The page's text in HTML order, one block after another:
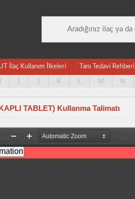
İlaç Kullanım İlkeleri Tanı Tedavi Rehberi
J K L M N
TABLET) Kullanma Talimatı